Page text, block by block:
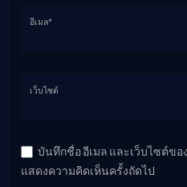
อีเมล*
เว็บไซต์
บันทึกชื่อ อีเมล และเว็บไซต์ข
แสดงความคิดเห็นครั้งถัดไป